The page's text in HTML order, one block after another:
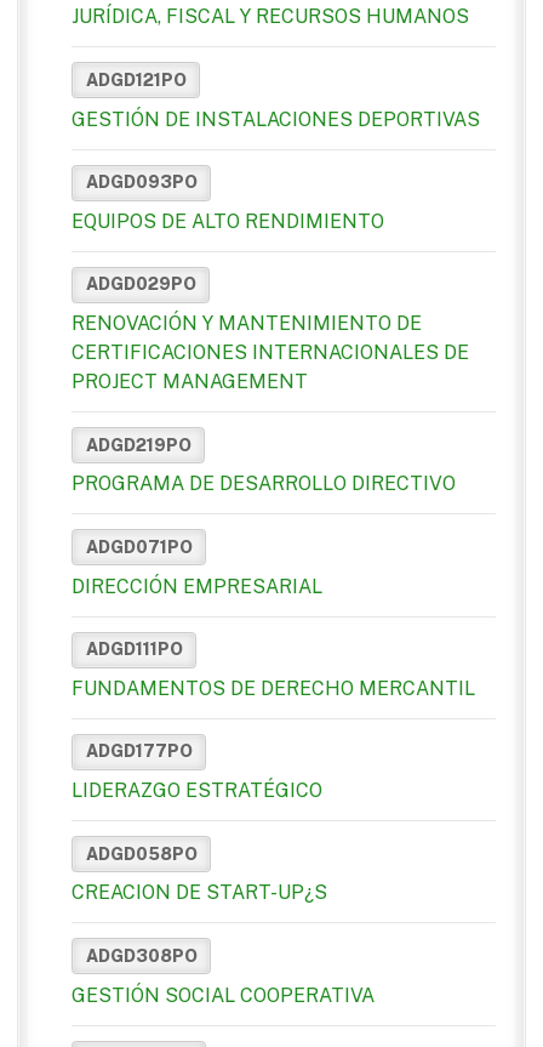
JURÍDICA, FISCAL Y RECURSOS HUMANOS
ADGD121PO
GESTIÓN DE INSTALACIONES DEPORTIVAS
ADGD093PO
EQUIPOS DE ALTO RENDIMIENTO
ADGD029PO
RENOVACIÓN Y MANTENIMIENTO DE
CERTIFICACIONES INTERNACIONALES DE
PROJECT MANAGEMENT
ADGD219PO
PROGRAMA DE DESARROLLO DIRECTIVO
ADGD071PO
DIRECCIÓN EMPRESARIAL
ADGD111PO
FUNDAMENTOS DE DERECHO MERCANTIL
ADGD177PO
LIDERAZGO ESTRATÉGICO
ADGD058PO
CREACION DE START-UP¿S
ADGD308PO
GESTIÓN SOCIAL COOPERATIVA